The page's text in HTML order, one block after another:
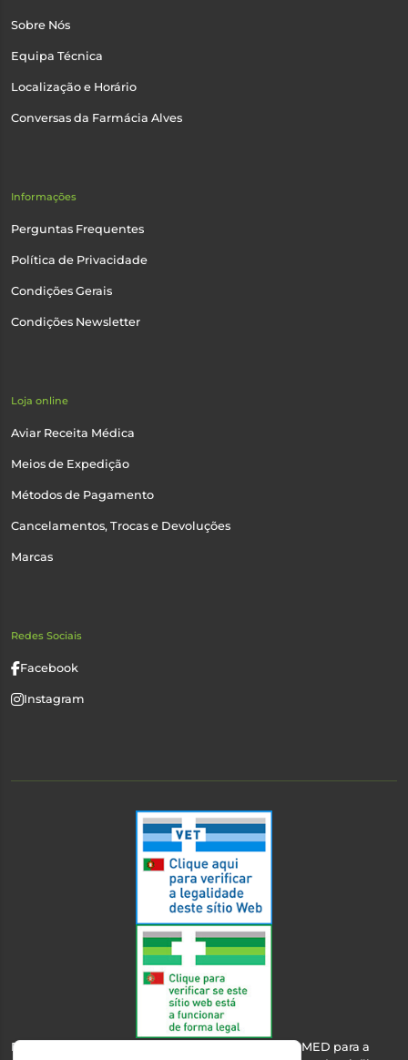
Sobre Nós
Equipa Técnica
Localização e Horário
Conversas da Farmácia Alves
Informações
Perguntas Frequentes
Política de Privacidade
Condições Gerais
Condições Newsletter
Loja online
Aviar Receita Médica
Meios de Expedição
Métodos de Pagamento
Cancelamentos, Trocas e Devoluções
Marcas
Redes Sociais
Facebook
Instagram
Esta farmácia encontra-se autorizada pelo INFARMED para a